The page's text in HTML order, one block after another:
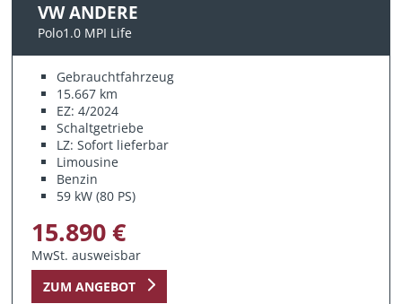
VW ANDERE
Polo1.0 MPI Life
Gebrauchtfahrzeug
15.667 km
EZ: 4/2024
Schaltgetriebe
LZ: Sofort lieferbar
Limousine
Benzin
59 kW (80 PS)
15.890 €
MwSt. ausweisbar
ZUM ANGEBOT